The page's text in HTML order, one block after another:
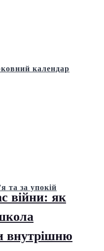
календар
та за упокій
війни: як
внутрішню